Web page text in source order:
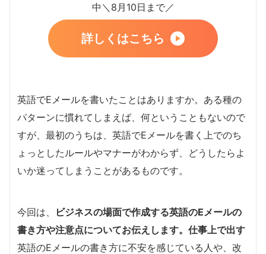
中＼8月10日まで／
詳しくはこちら
英語でEメールを書いたことはありますか。ある種の
パターンに慣れてしまえば、何ということもないので
すが、最初のうちは、英語でEメールを書く上でのち
ょっとしたルールやマナーがわからず、どうしたらよ
いか迷ってしまうことがあるものです。
今回は、
ビジネスの場面で作成する英語のEメールの
書き方や注意点についてお伝えします。仕事上で出す
英語のEメールの書き方に不安を感じている人や、改